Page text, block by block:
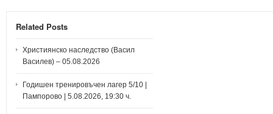
Related Posts
Християнско наследство (Васил
Василев) – 05.08.2026
Годишен тренировъчен лагер 5/10 |
Пампорово | 5.08.2026, 19:30 ч.